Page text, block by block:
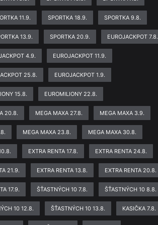
11.9. SPORTKA 18.9. SPORTKA 9.8.
13.9. SPORTKA 20.9. EUROJACKPOT 7.8.
4.9. EUROJACKPOT 11.9.
25.8. EUROJACKPOT 1.9.
15.8. EUROMILIONY 22.8.
20.8. MEGA MAXA 27.8. MEGA MAXA 3.9.
MEGA MAXA 23.8. MEGA MAXA 30.8.
EXTRA RENTA 17.8. EXTRA RENTA 24.8.
21.9. EXTRA RENTA 13.8. EXTRA RENTA 20.8.
17.9. ŠŤASTNÝCH 10 7.8. ŠŤASTNÝCH 10 8.8.
10 12.8. ŠŤASTNÝCH 10 13.8. KASIČKA 7.8.